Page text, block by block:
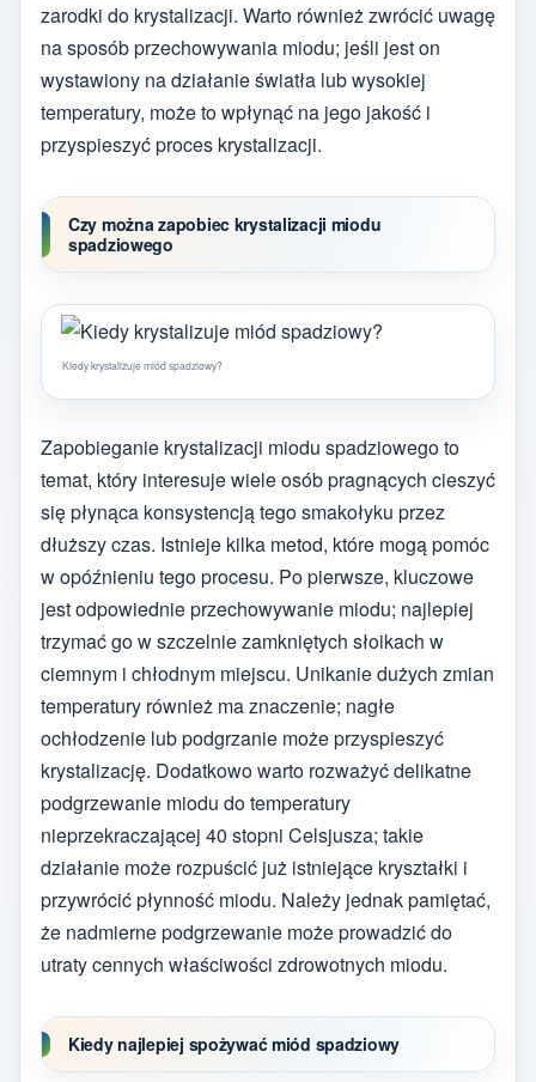
zarodki do krystalizacji. Warto również zwrócić uwagę
na sposób przechowywania miodu; jeśli jest on
wystawiony na działanie światła lub wysokiej
temperatury, może to wpłynąć na jego jakość i
przyspieszyć proces krystalizacji.
Czy można zapobiec krystalizacji miodu
spadziowego
Kiedy krystalizuje miód spadziowy?
Zapobieganie krystalizacji miodu spadziowego to
temat, który interesuje wiele osób pragnących cieszyć
się płynąca konsystencją tego smakołyku przez
dłuższy czas. Istnieje kilka metod, które mogą pomóc
w opóźnieniu tego procesu. Po pierwsze, kluczowe
jest odpowiednie przechowywanie miodu; najlepiej
trzymać go w szczelnie zamkniętych słoikach w
ciemnym i chłodnym miejscu. Unikanie dużych zmian
temperatury również ma znaczenie; nagłe
ochłodzenie lub podgrzanie może przyspieszyć
krystalizację. Dodatkowo warto rozważyć delikatne
podgrzewanie miodu do temperatury
nieprzekraczającej 40 stopni Celsjusza; takie
działanie może rozpuścić już istniejące kryształki i
przywrócić płynność miodu. Należy jednak pamiętać,
że nadmierne podgrzewanie może prowadzić do
utraty cennych właściwości zdrowotnych miodu.
Kiedy najlepiej spożywać miód spadziowy